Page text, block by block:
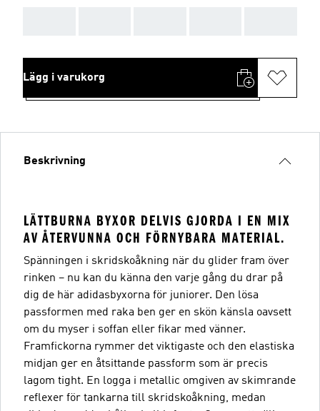
Lägg i varukorg
Beskrivning
LÄTTBURNA BYXOR DELVIS GJORDA I EN MIX
AV ÅTERVUNNA OCH FÖRNYBARA MATERIAL.
Spänningen i skridskoåkning när du glider fram över
rinken – nu kan du känna den varje gång du drar på
dig de här adidasbyxorna för juniorer. Den lösa
passformen med raka ben ger en skön känsla oavsett
om du myser i soffan eller fikar med vänner.
Framfickorna rymmer det viktigaste och den elastiska
midjan ger en åtsittande passform som är precis
lagom tight. En logga i metallic omgiven av skimrande
reflexer för tankarna till skridskoåkning, medan